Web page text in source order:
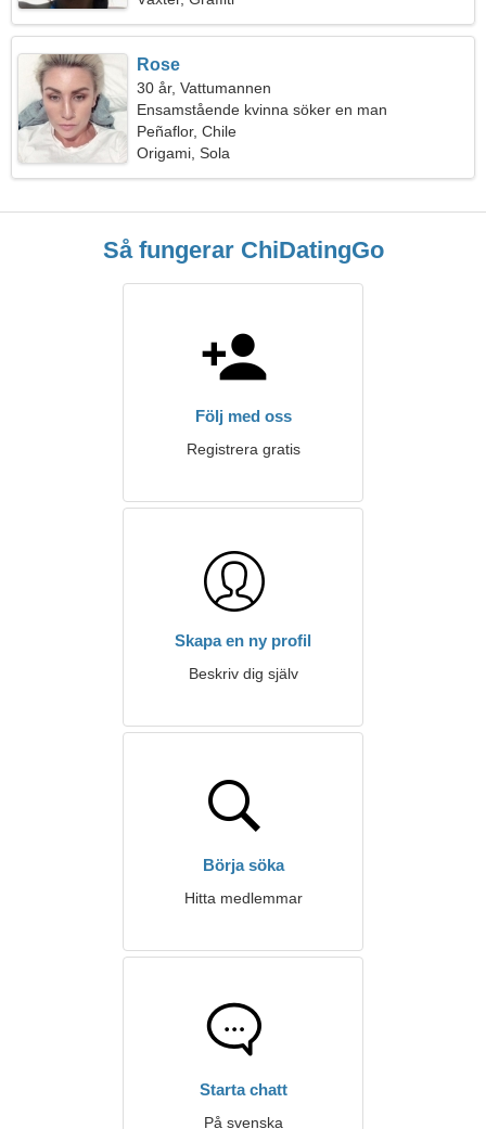
Rose
30 år, Vattumannen
Ensamstående kvinna söker en man
Peñaflor, Chile
Origami, Sola
Så fungerar ChiDatingGo
Följ med oss
Registrera gratis
Skapa en ny profil
Beskriv dig själv
Börja söka
Hitta medlemmar
Starta chatt
På svenska